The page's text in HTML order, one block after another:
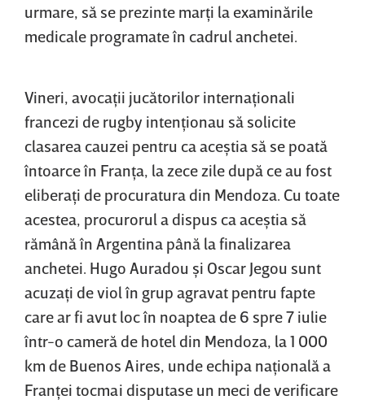
urmare, să se prezinte marţi la examinările
medicale programate în cadrul anchetei.
Vineri, avocaţii jucătorilor internaţionali
francezi de rugby intenţionau să solicite
clasarea cauzei pentru ca aceştia să se poată
întoarce în Franţa, la zece zile după ce au fost
eliberaţi de procuratura din Mendoza. Cu toate
acestea, procurorul a dispus ca aceştia să
rămână în Argentina până la finalizarea
anchetei. Hugo Auradou şi Oscar Jegou sunt
acuzaţi de viol în grup agravat pentru fapte
care ar fi avut loc în noaptea de 6 spre 7 iulie
într-o cameră de hotel din Mendoza, la 1 000
km de Buenos Aires, unde echipa naţională a
Franţei tocmai disputase un meci de verificare